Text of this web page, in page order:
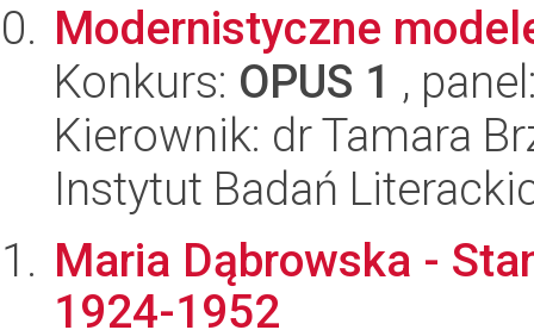
Modernistyczne
Konkurs: OPUS 1 ,
Kierownik: dr Tamara
Instytut Badań
Maria Dąbrowska -
1924-1952